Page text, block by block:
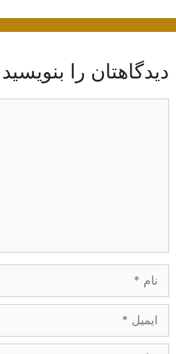
دیدگاهتان را بنویسید
ایمیل